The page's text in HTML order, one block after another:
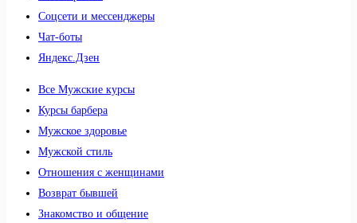
Соцсети и мессенджеры
Чат-боты
Яндекс.Дзен
Все Мужские курсы
Курсы барбера
Мужское здоровье
Мужской стиль
Отношения с женщинами
Возврат бывшей
Знакомство и общение